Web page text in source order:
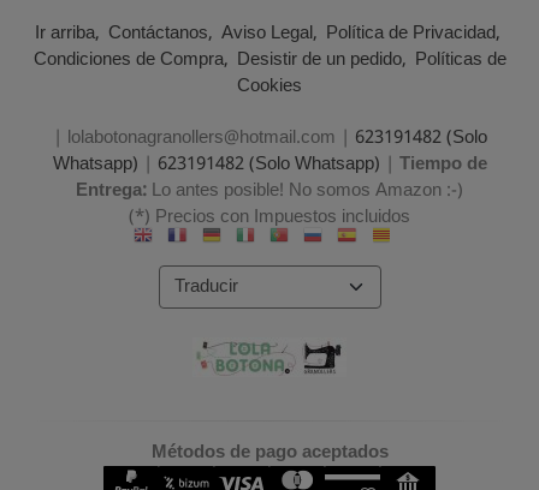
Ir arriba Contáctanos Aviso Legal Política de Privacidad
Condiciones de Compra Desistir de un pedido Políticas de
Cookies
| lolabotonagranollers@hotmail.com | 623191482 (Solo
Whatsapp) | 623191482 (Solo Whatsapp) | Tiempo de
Entrega:Lo antes posible! No somos Amazon :-)
(*) Precios con Impuestos incluidos
Métodos de pago aceptados